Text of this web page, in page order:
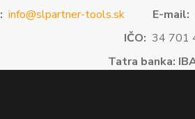
info@slpartner-tools.sk E-mail:
IČO: 34
Tatra banka: